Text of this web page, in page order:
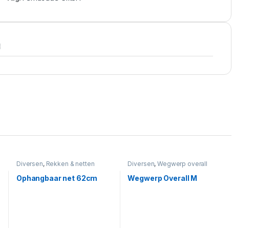
Diversen, Rekken & netten
Ophangbaar net 62cm
Diversen,Wegwerp overall
Wegwerp Overall M